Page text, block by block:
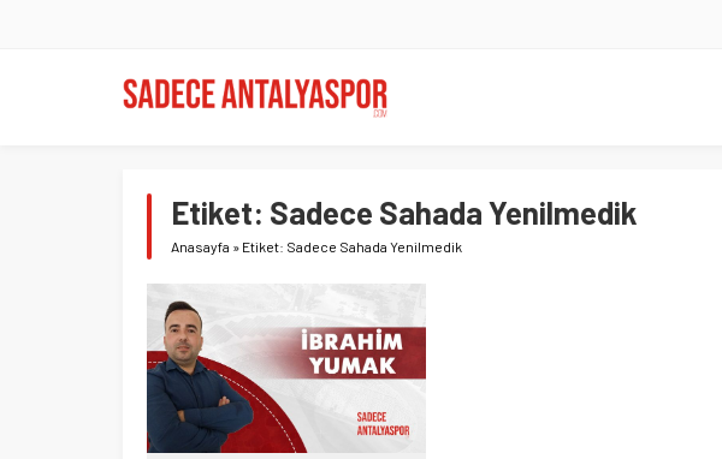
Etiket: Sadece Sahada Yenilmedik
Anasayfa » Etiket: Sadece Sahada Yenilmedik